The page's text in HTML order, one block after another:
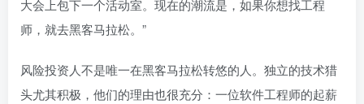
大会上包下一个活动室。现在的潮流是，如果你想找工程
师，就去黑客马拉松。”
风险投资人不是唯一在黑客马拉松转悠的人。独立的技术猎
头尤其积极，他们的理由也很充分：一位软件工程师的起薪